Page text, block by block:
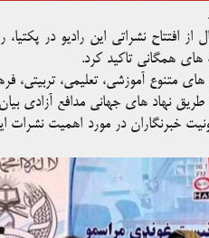
افتتاح نشراتی این رادیو در
های همگانی تاکید کرد.
متنوع آموزشی، تعلیمی، تربیتی،
طریق نهاد های جهانی مدافع آزادی
خبرنگاران در مورد اهمیت نشرات